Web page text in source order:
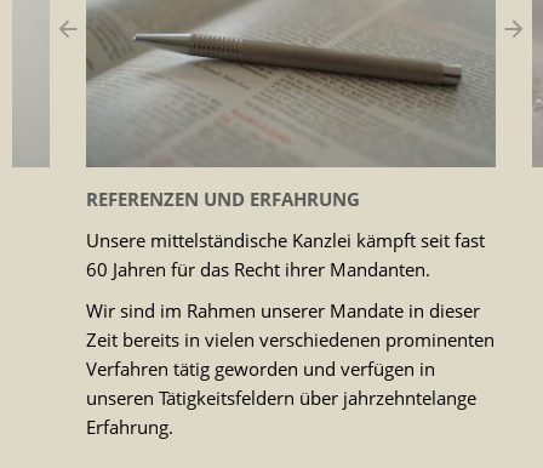
REFERENZEN UND ERFAHRUNG
Unsere mittelständische Kanzlei kämpft seit fast
60 Jahren für das Recht ihrer Mandanten.
Wir sind im Rahmen unserer Mandate in dieser
Zeit bereits in vielen verschiedenen prominenten
Verfahren tätig geworden und verfügen in
unseren Tätigkeitsfeldern über jahrzehntelange
Erfahrung.